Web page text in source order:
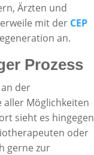
Ärzten und
mit der CEP
an.
Prozess
an der
aller Möglichkeiten
sieht es hingegen
oder
gerne zur